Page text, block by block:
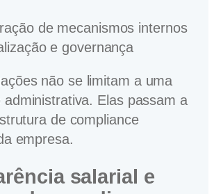
de mecanismos internos
e governança
não se limitam a uma
administrativa. Elas passam a
de compliance
empresa.
salarial e